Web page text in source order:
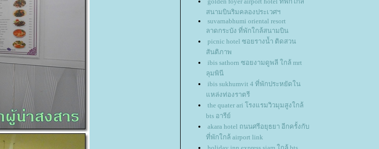
สนามบินริมคลองประเวศฯ
suvarnabhumi oriental resort
ลาดกระบัง ที่พักใกล้สนามบิน
picnic hotel ซอยรางน้ำ ติดสวน
สันติภาพ
ibis sathorn ซอยงามดูพลี ใกล้ mrt
ลุมพินี
ibis sukhumvit 4 ที่พักประหยัดใน
หล่งท่องราตรี
the quater ari โรงแรมวิวมุมสูงใกล้
bts อารีย์
akara hotel ถนนศรีอยุธยา อีกครั้งกับ
ที่พักใกล้ airport link